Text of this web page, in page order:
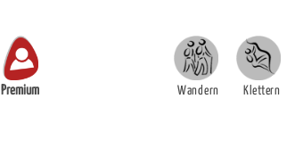
Premium Wandern Klettern